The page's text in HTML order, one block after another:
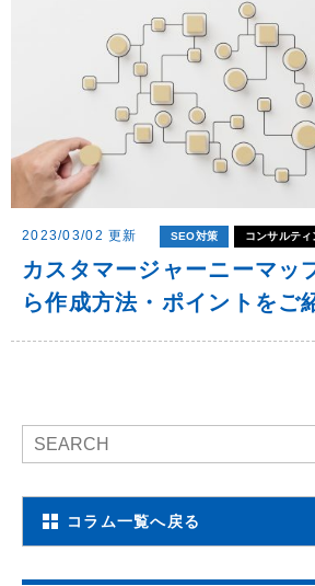
2023/03/02 更新 SEO対策 コンサルティ
カスタマージャーニーマッ
ら作成方法・ポイントをご
コラム一覧へ戻る